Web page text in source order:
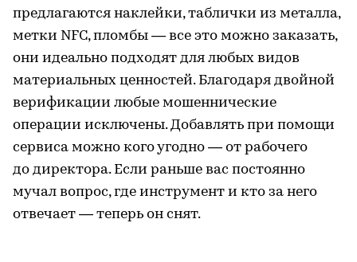
предлагаются наклейки, таблички из металла,
метки NFC, пломбы — все это можно заказать,
они идеально подходят для любых видов
материальных ценностей. Благодаря двойной
верификации любые мошеннические
операции исключены. Добавлять при помощи
сервиса можно кого угодно — от рабочего
до директора. Если раньше вас постоянно
мучал вопрос, где инструмент и кто за него
отвечает — теперь он снят.